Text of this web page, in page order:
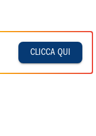
CLICCA QUI